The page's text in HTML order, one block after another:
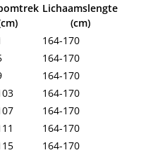
Lichaamslengte
(cm)
164-170
164-170
164-170
164-170
164-170
164-170
164-170